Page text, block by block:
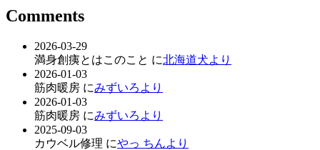
Comments
2026-03-29
満身創痍とはこのこと に北海道犬より
2026-01-03
筋肉暖房 にみずいろより
2026-01-03
筋肉暖房 にみずいろより
2025-09-03
カウベル修理 にやっ ちんより